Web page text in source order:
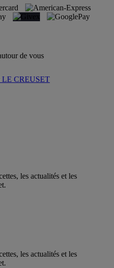
de vous
CREUSET
les actualités et les
les actualités et les